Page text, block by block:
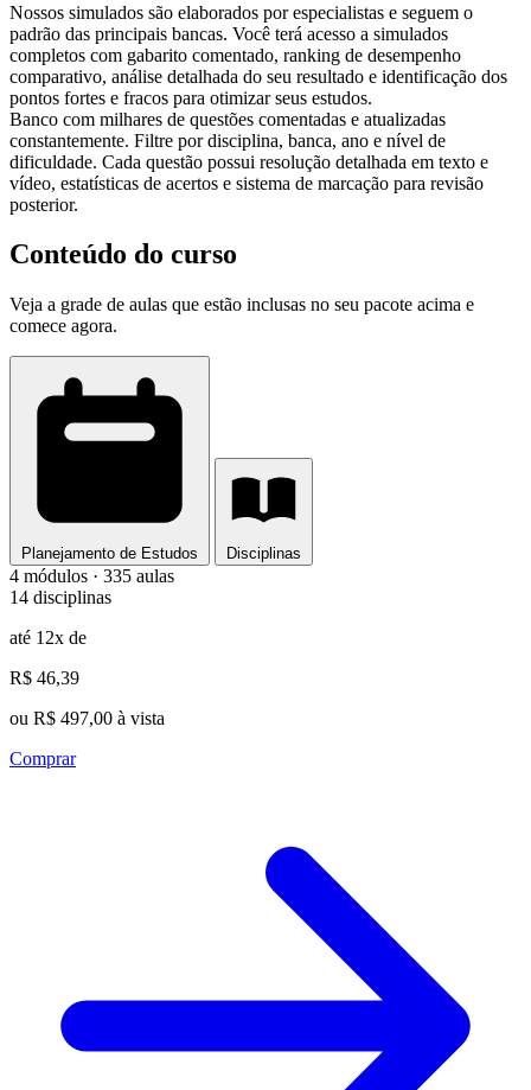
Nossos simulados são elaborados por especialistas e seguem o
padrão das principais bancas. Você terá acesso a simulados
completos com gabarito comentado, ranking de desempenho
comparativo, análise detalhada do seu resultado e identificação dos
pontos fortes e fracos para otimizar seus estudos.
Banco com milhares de questões comentadas e atualizadas
constantemente. Filtre por disciplina, banca, ano e nível de
dificuldade. Cada questão possui resolução detalhada em texto e
vídeo, estatísticas de acertos e sistema de marcação para revisão
posterior.
Conteúdo do curso
Veja a grade de aulas que estão inclusas no seu pacote acima e
comece agora.
Planejamento de Estudos Disciplinas
4 módulos · 335 aulas
14 disciplinas
até 12x de
R$ 46,39
ou R$ 497,00 à vista
Comprar